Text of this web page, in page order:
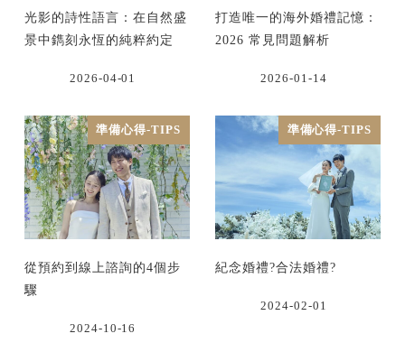
光影的詩性語言：在自然盛
景中鐫刻永恆的純粹約定
2026-04-01
打造唯一的海外婚禮記憶：
2026 常見問題解析
2026-01-14
準備心得-TIPS
從預約到線上諮詢的4個步
驟
2024-10-16
準備心得-TIPS
紀念婚禮?合法婚禮?
2024-02-01